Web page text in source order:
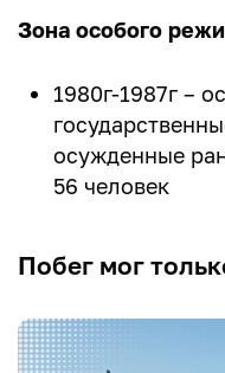
Зона особого
1980г-1987г –
осужденные
56 человек
Побег мог